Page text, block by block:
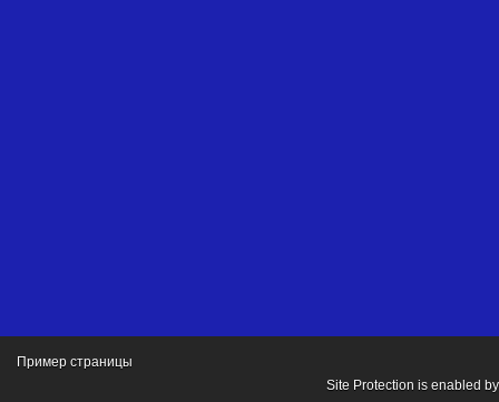
Пример страницы
Site Protection is enabled